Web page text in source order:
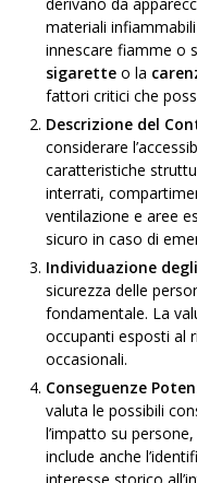
materiali
innescare fiamme o
sigarette o la
fattori critici che
Descrizione del
considerare
caratteristiche
interrati,
ventilazione e aree
sicuro in caso di
Individuazione
sicurezza delle
fondamentale. La
occupanti esposti al
occasionali.
Conseguenze
valuta le possibili
l’impatto su
include anche